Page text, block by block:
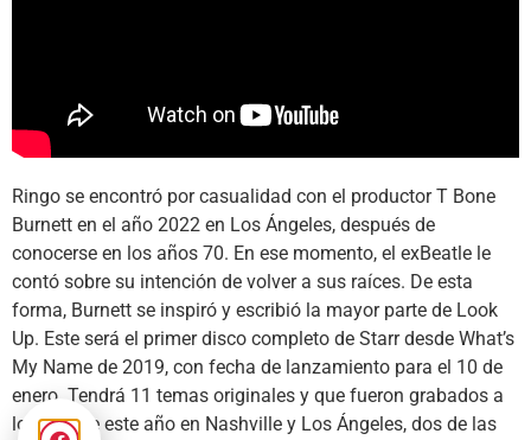
Ringo se encontró por casualidad con el productor T Bone
Burnett en el año 2022 en Los Ángeles, después de
conocerse en los años 70. En ese momento, el exBeatle le
contó sobre su intención de volver a sus raíces. De esta
forma, Burnett se inspiró y escribió la mayor parte de Look
Up. Este será el primer disco completo de Starr desde What’s
My Name de 2019, con fecha de lanzamiento para el 10 de
enero. Tendrá 11 temas originales y que fueron grabados a
lo largo de este año en Nashville y Los Ángeles, dos de las